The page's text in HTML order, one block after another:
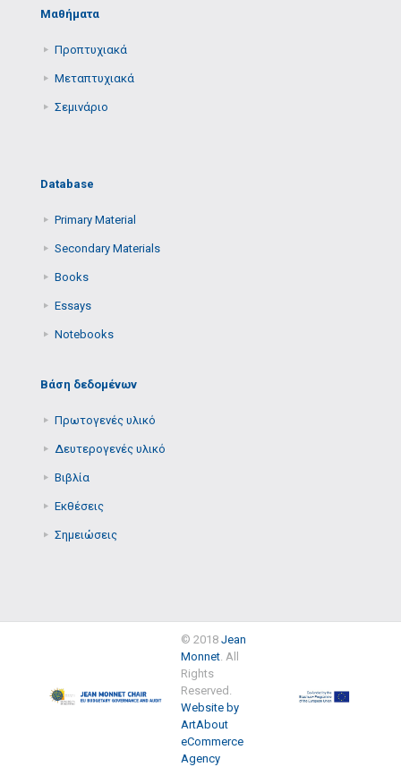
Μαθήματα
Προπτυχιακά
Μεταπτυχιακά
Σεμινάριο
Database
Primary Μaterial
Secondary Μaterials
Books
Essays
Notebooks
Βάση δεδομένων
Πρωτογενές υλικό
Δευτερογενές υλικό
Βιβλία
Εκθέσεις
Σημειώσεις
© 2018 Jean
Monnet. All
Rights
Reserved.
Website by
ArtAbout
eCommerce
Agency